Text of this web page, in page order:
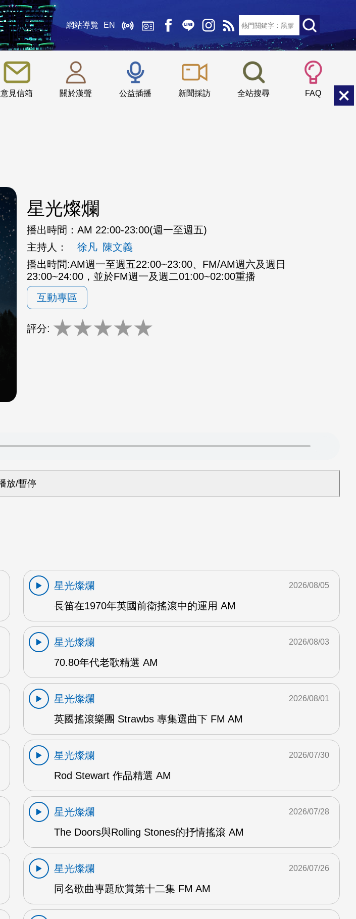
網站導覽 EN
意見信箱 關於漢聲 公益插播 新聞採訪 全站搜尋 FAQ
::: 小 中
星光燦爛
播出時間： AM 22:00-23:00(週一至週五)
主持人：
徐凡 陳文義
播出時間:AM週一至週五22:00~23:00、FM/AM週六及週日
23:00~24:00，並於FM週一及週二01:00~02:00重播
互動專區
評分: ★★★★★
星光燦爛
長笛在1970年英國前衛搖滾中的運用 AM
2026/08/05
星光燦爛
70.80年代老歌精選 AM
2026/08/03
星光燦爛
英國搖滾樂團 Strawbs 專集選曲下 FM AM
2026/08/01
星光燦爛
Rod Stewart 作品精選 AM
2026/07/30
星光燦爛
The Doors與Rolling Stones的抒情搖滾 AM
2026/07/28
星光燦爛
同名歌曲專題欣賞第十二集 FM AM
2026/07/26